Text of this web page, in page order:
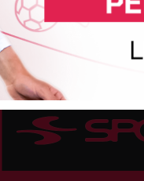
Tehniskais sponsors